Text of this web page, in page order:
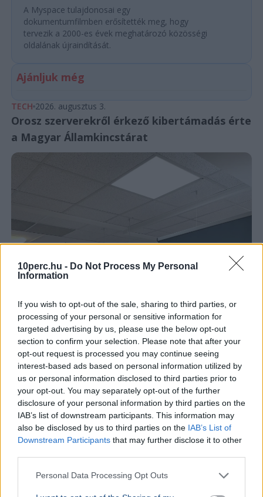
10perc.hu - Do Not Process My Personal
Information
If you wish to opt-out of the sale, sharing to third parties, or
processing of your personal or sensitive information for
targeted advertising by us, please use the below opt-out
section to confirm your selection. Please note that after your
opt-out request is processed you may continue seeing
interest-based ads based on personal information utilized by
us or personal information disclosed to third parties prior to
your opt-out. You may separately opt-out of the further
disclosure of your personal information by third parties on the
IAB’s list of downstream participants. This information may
also be disclosed by us to third parties on the IAB’s List of
Downstream Participants that may further disclose it to other
Personal Data Processing Opt Outs
A Myspace tulajdonosai egy
dokumentumfilmben erősítették meg, hogy
tervezik a 2000-es évek meghatározó közösségi
oldalának újraindítását.
Ajánljuk még
TECH 2026. augusztus 3.
Orosz szerverekről érkező kibertámadás érte
a Magyar Államkincstárat